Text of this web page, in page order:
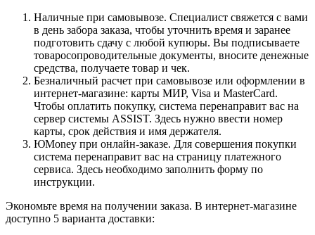
Наличные при самовывозе. Специалист свяжется с вами
в день забора заказа, чтобы уточнить время и заранее
подготовить сдачу с любой купюры. Вы подписываете
товаросопроводительные документы, вносите денежные
средства, получаете товар и чек.
Безналичный расчет при самовывозе или оформлении в
интернет-магазине: карты МИР, Visa и MasterCard.
Чтобы оплатить покупку, система перенаправит вас на
сервер системы ASSIST. Здесь нужно ввести номер
карты, срок действия и имя держателя.
ЮMoney при онлайн-заказе. Для совершения покупки
система перенаправит вас на страницу платежного
сервиса. Здесь необходимо заполнить форму по
инструкции.
Экономьте время на получении заказа. В интернет-магазине
доступно 5 варианта доставки: